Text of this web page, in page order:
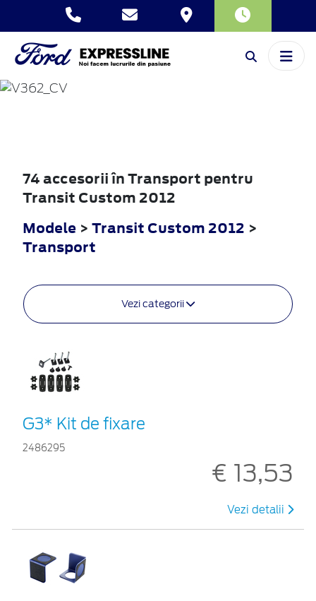
TRANSIT
CUSTOM
74 accesorii în Transport pentru
Transit Custom 2012
Modele > Transit Custom 2012 >
Transport
Vezi categorii
G3* Kit de fixare
2486295
€ 13,53
Vezi detalii